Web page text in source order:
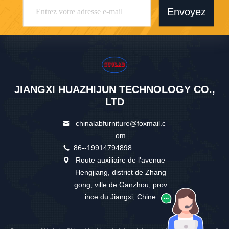
Envoyez
JIANGXI HUAZHIJUN TECHNOLOGY CO.,
LTD
chinalabfurniture@foxmail.c
om
86--19914794898
Route auxiliaire de l'avenue
Hengjiang, district de Zhang
gong, ville de Ganzhou, prov
ince du Jiangxi, Chine